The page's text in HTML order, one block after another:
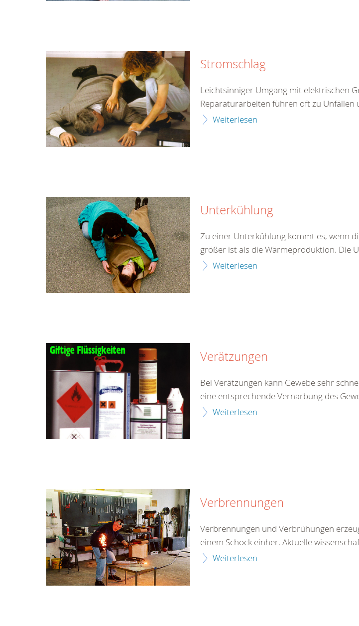
Stromschlag
Leichtsinniger Umgang mit elektrischen
Reparaturarbeiten führen oft zu Unfällen
Weiterlesen
Unterkühlung
Zu einer Unterkühlung kommt es, wenn
größer ist als die Wärmeproduktion. Die
Weiterlesen
Verätzungen
Bei Verätzungen kann Gewebe sehr
eine entsprechende Vernarbung des
Weiterlesen
Verbrennungen
Verbrennungen und Verbrühungen
einem Schock einher. Aktuelle
Weiterlesen